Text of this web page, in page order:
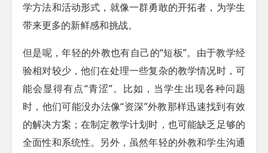
学方法和活动形式，就像一群勇敢的开拓者，为学生
带来更多的新鲜感和挑战。
但是呢，年轻的外教也有自己的“短板”。由于教学经
验相对较少，他们在处理一些复杂的教学情况时，可
能会显得有点“青涩”。比如，当学生出现各种问题
时，他们可能没办法像“资深”外教那样迅速找到有效
的解决方案；在制定教学计划时，也可能缺乏足够的
全面性和系统性。另外，虽然年轻的外教和学生沟通